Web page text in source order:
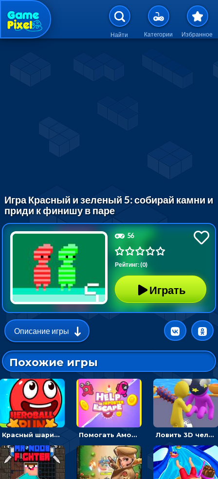
Перейти к основному
Найти Категории Избранное
Игра Красный и зеленый 5: собирай камни и
приди к финишу в паре
56
Рейтинг: (0)
Играть
Описание игры
Похожие игры
Красный шарик-герой в бегах: прыгать, чтобы избегать препятствий Помогать Амонг Ас бежать из комнаты через преграды - приключения Ловить 3D человечком своего цвета и собирать драгоценности - гиперказуалка